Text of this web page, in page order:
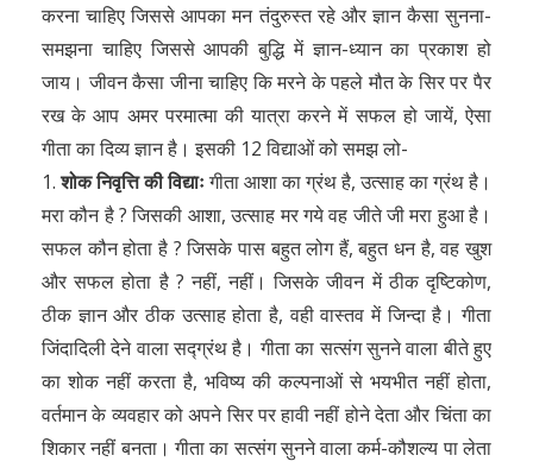
करना चाहिए जिससे आपका मन तंदुरुस्त रहे और ज्ञान कैसा सुनना-
समझना चाहिए जिससे आपकी बुद्धि में ज्ञान-ध्यान का प्रकाश हो
जाय। जीवन कैसा जीना चाहिए कि मरने के पहले मौत के सिर पर पैर
रख के आप अमर परमात्मा की यात्रा करने में सफल हो जायें, ऐसा
गीता का दिव्य ज्ञान है। इसकी 12 विद्याओं को समझ लो-
1.शोक निवृत्ति की विद्याःगीता आशा का ग्रंथ है, उत्साह का ग्रंथ है।
मरा कौन है ? जिसकी आशा, उत्साह मर गये वह जीते जी मरा हुआ है।
सफल कौन होता है ? जिसके पास बहुत लोग हैं, बहुत धन है, वह खुश
और सफल होता है ? नहीं, नहीं। जिसके जीवन में ठीक दृष्टिकोण,
ठीक ज्ञान और ठीक उत्साह होता है, वही वास्तव में जिन्दा है। गीता
जिंदादिली देने वाला सद्ग्रंथ है। गीता का सत्संग सुनने वाला बीते हुए
का शोक नहीं करता है, भविष्य की कल्पनाओं से भयभीत नहीं होता,
वर्तमान के व्यवहार को अपने सिर पर हावी नहीं होने देता और चिंता का
शिकार नहीं बनता। गीता का सत्संग सुनने वाला कर्म-कौशल्य पा लेता